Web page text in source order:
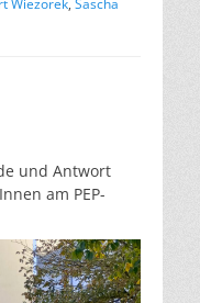
und Antwort
am PEP-